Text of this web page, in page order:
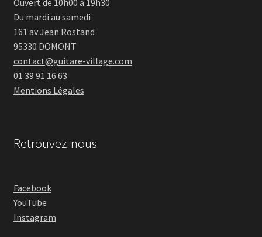
Ouvert de 10h00 à 19h30
Du mardi au samedi
161 av Jean Rostand
95330 DOMONT
contact@guitare-village.com
01 39 91 16 63
Mentions Légales
Retrouvez-nous
Facebook
YouTube
Instagram